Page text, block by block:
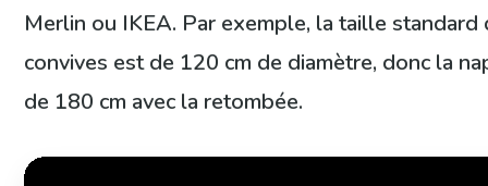
Merlin ou IKEA. Par exemple, la taille standard
convives est de 120 cm de diamètre, donc la
de 180 cm avec la retombée.